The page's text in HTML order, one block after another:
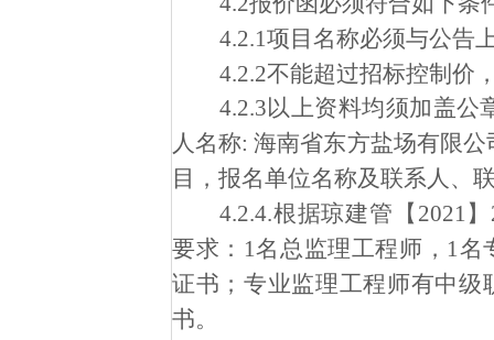
4.2.1项目名称必须与公告
4.2.2不能超过招标控制价
4.2.3以上资料均须加盖公
人名称:海南省东方盐场有限公
目，报名单位名称及联系人、
4.2.4.根据琼建管【2021
要求：1名总监理工程师，1
证书；专业监理工程师有中
书。